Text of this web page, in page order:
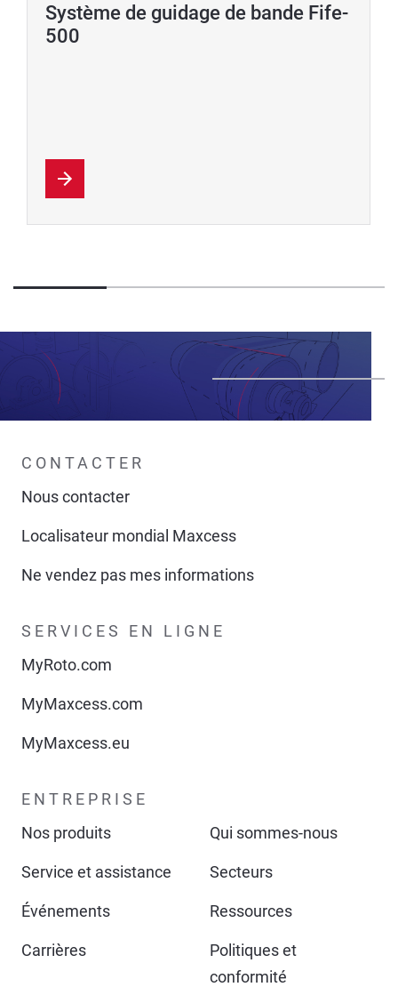
Système de guidage de bande Fife-
500
CONTACTER
Nous contacter
Localisateur mondial Maxcess
Ne vendez pas mes informations
SERVICES EN LIGNE
MyRoto.com
MyMaxcess.com
MyMaxcess.eu
ENTREPRISE
Nos produits
Qui sommes-nous
Service et assistance Secteurs
Événements Ressources
Carrières
Politiques et
conformité